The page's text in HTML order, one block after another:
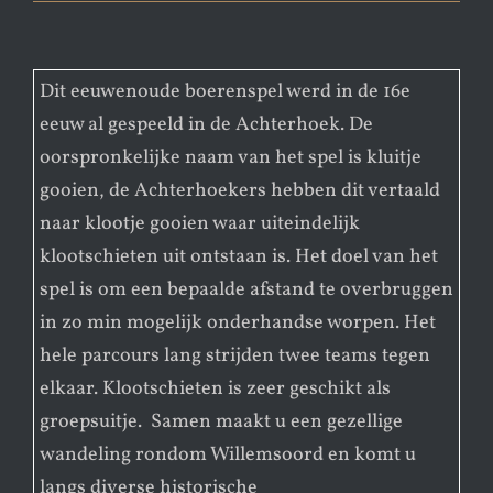
Dit eeuwenoude boerenspel werd in de 16e
eeuw al gespeeld in de Achterhoek. De
oorspronkelijke naam van het spel is kluitje
gooien, de Achterhoekers hebben dit vertaald
naar klootje gooien waar uiteindelijk
klootschieten uit ontstaan is. Het doel van het
spel is om een bepaalde afstand te overbruggen
in zo min mogelijk onderhandse worpen. Het
hele parcours lang strijden twee teams tegen
elkaar. Klootschieten is zeer geschikt als
groepsuitje. Samen maakt u een gezellige
wandeling rondom Willemsoord en komt u
langs diverse historische